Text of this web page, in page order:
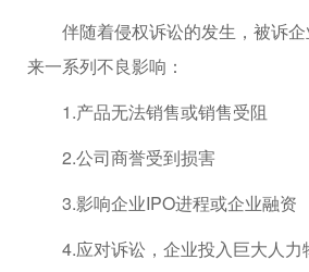
伴随着侵权诉讼的发生，被诉企
来一系列不良影响：
1.产品无法销售或销售受阻
2.公司商誉受到损害
3.影响企业IPO进程或企业融资
4.应对诉讼，企业投入巨大人力